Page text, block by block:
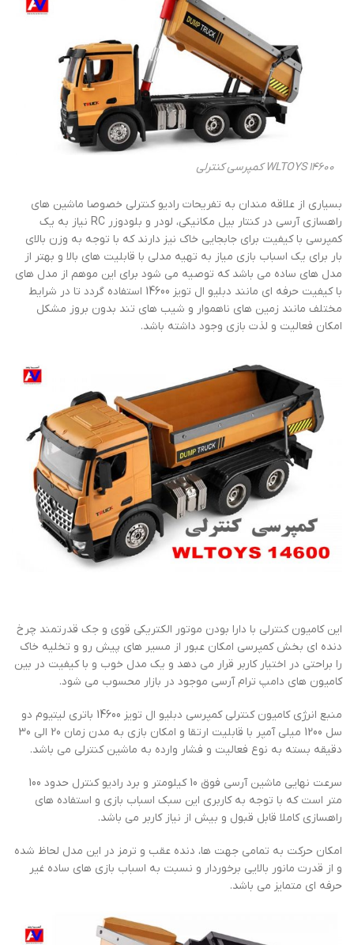
WLTOYS 14600 کمپرسی کنترلی
بسیاری از علاقه مندان به تفریحات رادیو کنترلی خصوصا ماشین های
راهسازی آرسی در کنتار بیل مکانیکی، لودر و بلودوزر RC نیاز به یک
کمپرسی با کیفیت برای جابجایی خاک نیز دارند که با توجه به وزن بالای
بار برای یک اسباب بازی میاز به تهیه مدلی با قابلیت های بالا و بهتر از
مدل های ساده می باشد که توصیه می شود برای این موهم از مدل های
با کیفیت حرفه ای مانند دبلیو ال تویز 14600 استفاده گردد تا در شرایط
مختلف مانند زمین های ناهموار و شیب های تند بدون بروز مشکل
امکان فعالیت و لذت بازی وجود داشته باشد.
این کامیون کنترلی با دارا بودن موتور الکتریکی قوی و جک قدرتمند چرخ
دنده ای بخش کمپرسی امکان عبور از مسیر های پیش رو و تخلیه خاک
را براحتی در اختیار کاربر قرار می دهد و یک مدل خوب و با کیفیت در بین
کامیون های دامپ ترام آرسی موجود در بازار محسوب می شود.
منبع انرژی کامیون کنترلی کمپرسی دبلیو ال تویز 14600 باتری لیتیوم دو
سل 1200 میلی آمپر با قابلیت ارتقا و امکان بازی به مدن زمان 20 الی 30
دقیقه بسته به نوع فعالیت و فشار وارده به ماشین کنترلی می باشد.
سرعت نهایی ماشین آرسی فوق 10 کیلومتر و برد رادیو کنترل حدود 100
متر است که با توجه به کاربری این سبک اسباب بازی و استفاده های
راهسازی کاملا قابل قبول و بیش از نیاز کاربر می باشد.
امکان حرکت به تمامی جهت ها، دنده عقب و ترمز در این مدل لحاظ شده
و از قدرت مانور بالایی برخوردار و نسبت به اسباب بازی های ساده غیر
حرفه ای متمایز می باشد.